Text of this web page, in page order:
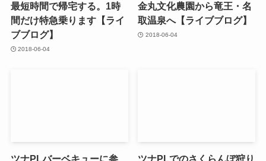
最短時間で帰宅する。1時
間だけ特急乗ります【ライ
ブブログ】
2018-06-04
金丸文化農園から竜王・名
取温泉へ【ライブブログ】
2018-06-04